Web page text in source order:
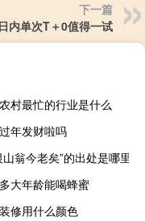
下一篇
内单次T＋0值得一试
村最忙的行业是什么
年发财啦吗
山翁今老矣”的出处是哪里
大年龄能喝蜂蜜
修用什么颜色